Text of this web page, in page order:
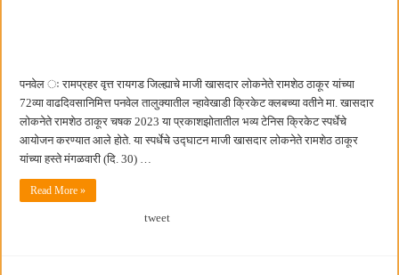
पनवेल ः रामप्रहर वृत्त रायगड जिल्ह्याचे माजी खासदार लोकनेते रामशेठ ठाकूर यांच्या
72व्या वाढदिवसानिमित्त पनवेल तालुक्यातील न्हावेखाडी क्रिकेट क्लबच्या वतीने मा. खासदार
लोकनेते रामशेठ ठाकूर चषक 2023 या प्रकाशझोतातील भव्य टेनिस क्रिकेट स्पर्धेचे
आयोजन करण्यात आले होते. या स्पर्धेचे उद्घाटन माजी खासदार लोकनेते रामशेठ ठाकूर
यांच्या हस्ते मंगळवारी (दि. 30) …
Read More »
tweet